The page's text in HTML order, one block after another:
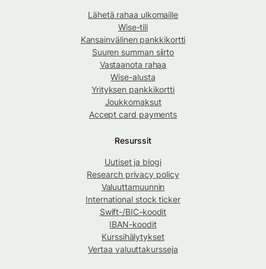
Lähetä rahaa ulkomaille
Wise-tili
Kansainvälinen pankkikortti
Suuren summan siirto
Vastaanota rahaa
Wise-alusta
Yrityksen pankkikortti
Joukkomaksut
Accept card payments
Resurssit
Uutiset ja blogi
Research privacy policy
Valuuttamuunnin
International stock ticker
Swift-/BIC-koodit
IBAN-koodit
Kurssihälytykset
Vertaa valuuttakursseja